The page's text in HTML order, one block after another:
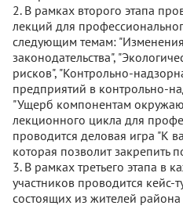
2. В рамках второго этапа
лекций для
следующим темам:
законодательства",
рисков", "Контрольно-
предприятий в контрольно-
"Ущерб компонентам
лекционного цикла для
проводится деловая игра "К
которая позволит закрепить
3. В рамках третьего этапа в
участников проводится кейс-
состоящих из жителей района